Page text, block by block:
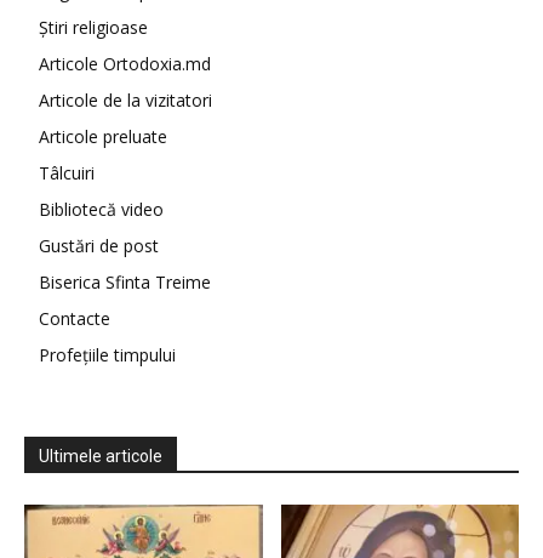
Știri religioase
Articole Ortodoxia.md
Articole de la vizitatori
Articole preluate
Tâlcuiri
Bibliotecă video
Gustări de post
Biserica Sfinta Treime
Contacte
Profețiile timpului
Ultimele articole